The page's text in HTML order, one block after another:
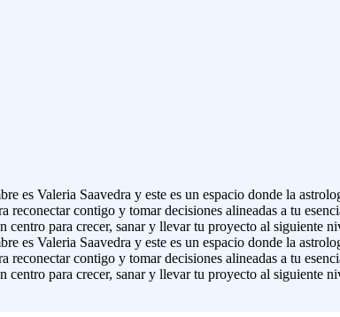
es Valeria Saavedra y este es un espacio donde la
reconectar contigo y tomar decisiones alineadas a tu
centro para crecer, sanar y llevar tu proyecto al siguiente
es Valeria Saavedra y este es un espacio donde la
reconectar contigo y tomar decisiones alineadas a tu
centro para crecer, sanar y llevar tu proyecto al siguiente